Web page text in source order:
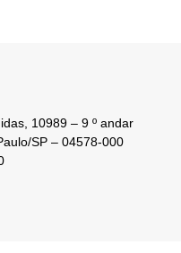
10989 – 9 º andar
SP – 04578-000